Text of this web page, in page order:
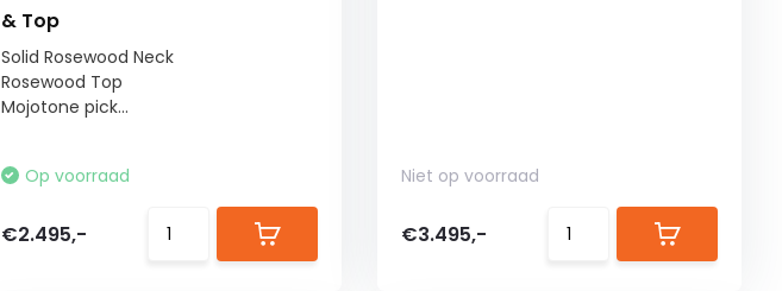
& Top
Solid Rosewood Neck
Rosewood Top
Mojotone pick...
Op voorraad
€2.495,-
Niet op voorraad
€3.495,-